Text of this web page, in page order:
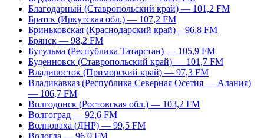
Благодарный (Ставропольский край) — 101,2 FM
Братск (Иркутская обл.) — 107,2 FM
Бриньковская (Краснодарский край) – 96,8 FM
Брянск — 98,2 FM
Бугульма (Республика Татарстан) — 105,9 FM
Буденновск (Ставропольский край) — 101,7 FM
Владивосток (Приморский край) — 97,3 FM
Владикавказ (Республика Северная Осетия — Алания)
— 106,7 FM
Волгодонск (Ростовская обл.) — 103,2 FM
Волгоград — 92,6 FM
Волноваха (ДНР) — 99,5 FM
Вологда — 96,0 FM